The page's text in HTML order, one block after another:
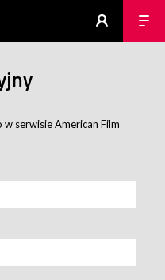
serwisie American Film